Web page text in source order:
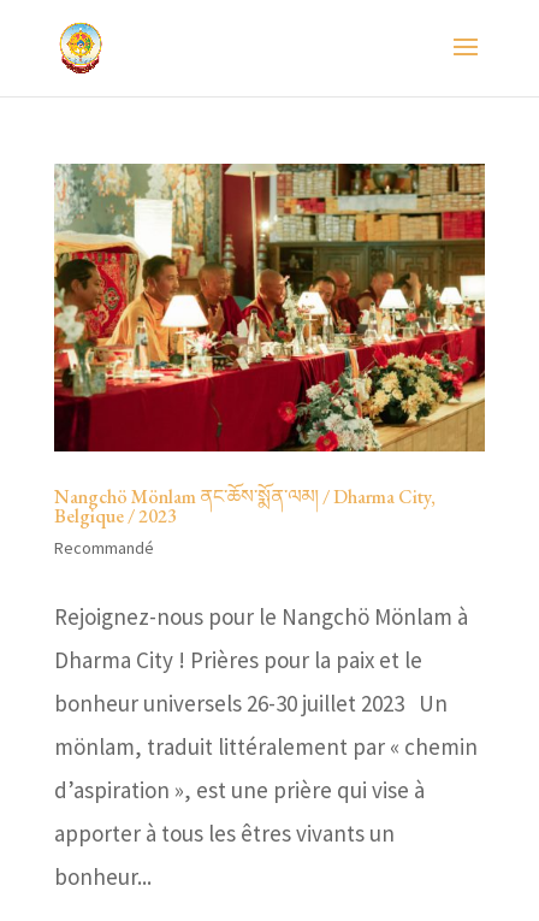
Nangchö Mönlam ནང་ཆོས་སྨོན་ལམ། / Dharma City,
Belgique / 2023
Recommandé
Rejoignez-nous pour le Nangchö Mönlam à
Dharma City ! Prières pour la paix et le
bonheur universels 26-30 juillet 2023 Un
mönlam, traduit littéralement par « chemin
d’aspiration », est une prière qui vise à
apporter à tous les êtres vivants un
bonheur...